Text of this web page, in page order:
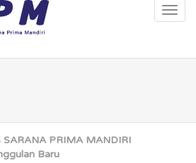
SARANA PRIMA MANDIRI
Baru